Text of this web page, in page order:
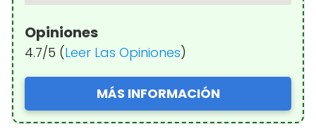
Opiniones
4.7/5 (Leer Las Opiniones)
MÁS INFORMACIÓN